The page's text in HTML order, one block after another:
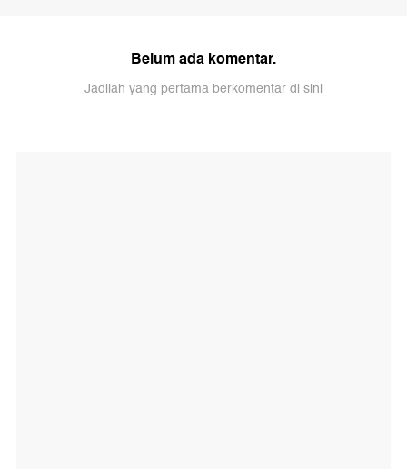
Belum ada komentar.
Jadilah yang pertama berkomentar di sini